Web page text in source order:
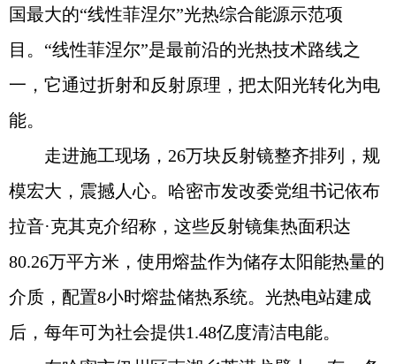
国最大的“线性菲涅尔”光热综合能源示范项
目。“线性菲涅尔”是最前沿的光热技术路线之
一，它通过折射和反射原理，把太阳光转化为电
能。
走进施工现场，26万块反射镜整齐排列，规
模宏大，震撼人心。哈密市发改委党组书记依布
拉音·克其克介绍称，这些反射镜集热面积达
80.26万平方米，使用熔盐作为储存太阳能热量的
介质，配置8小时熔盐储热系统。光热电站建成
后，每年可为社会提供1.48亿度清洁电能。